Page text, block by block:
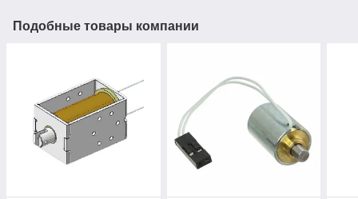
Подобные товары компании